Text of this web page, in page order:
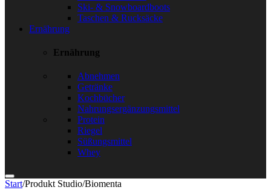
Ski- & Snowboardboots
Taschen & Rucksäcke
Ernährung
Ernährung
Abnehmen
Getränke
Kochbücher
Nahrungsergänzungsmittel
Protein
Riegel
Süßungsmittel
Whey
Start/Produkt Studio/Biomenta